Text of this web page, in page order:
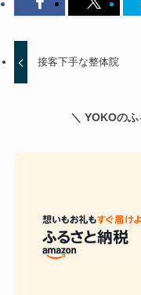
接客下手な整体院
＼ YOKOの